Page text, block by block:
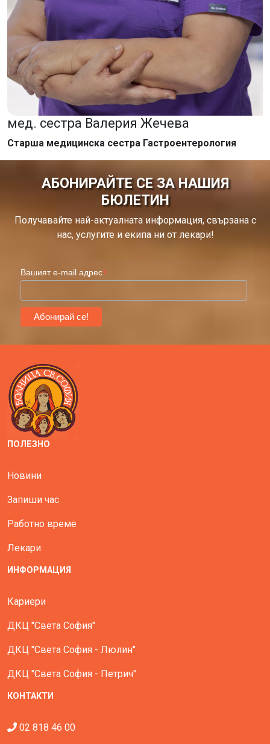
мед. сестра Валерия Жечева
Старша медицинска сестра Гастроентерология
АБОНИРАЙТЕ СЕ ЗА НАШИЯ
БЮЛЕТИН
Получавайте най-актуалната информация, свързана с
нас, услугите и екипа ни от лекари!
Вашият e-mail адрес*
ПОЛЕЗНО
Новини
Запиши час
Работно време
Лекари
ИНФОРМАЦИЯ
Кариери
ДКЦ "Света София"
ДКЦ "Света София - Люлин"
ДКЦ "Света София - Петрич"
КОНТАКТИ
02 818 46 00